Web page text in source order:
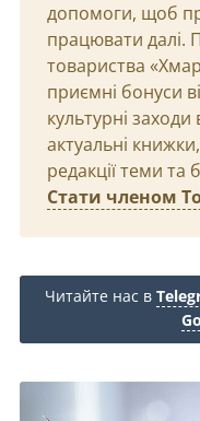
допомоги, щоб
працювати далі.
товариства
приємні бонуси
культурні
актуальні
редакції теми та
Стати членом
Читайте нас в